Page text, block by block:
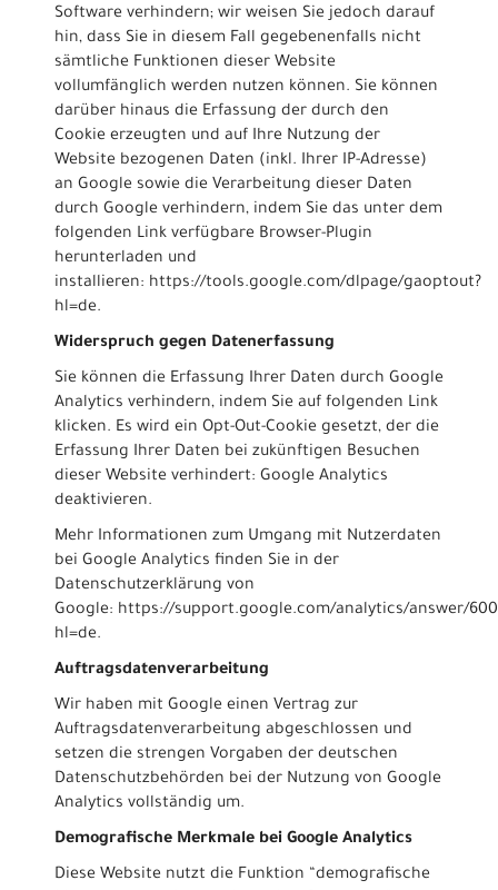
Software verhindern; wir weisen Sie jedoch darauf
hin, dass Sie in diesem Fall gegebenenfalls nicht
sämtliche Funktionen dieser Website
vollumfänglich werden nutzen können. Sie können
darüber hinaus die Erfassung der durch den
Cookie erzeugten und auf Ihre Nutzung der
Website bezogenen Daten (inkl. Ihrer IP-Adresse)
an Google sowie die Verarbeitung dieser Daten
durch Google verhindern, indem Sie das unter dem
folgenden Link verfügbare Browser-Plugin
herunterladen und
installieren: https://tools.google.com/dlpage/gaoptout?
hl=de.
Widerspruch gegen Datenerfassung
Sie können die Erfassung Ihrer Daten durch Google
Analytics verhindern, indem Sie auf folgenden Link
klicken. Es wird ein Opt-Out-Cookie gesetzt, der die
Erfassung Ihrer Daten bei zukünftigen Besuchen
dieser Website verhindert: Google Analytics
deaktivieren.
Mehr Informationen zum Umgang mit Nutzerdaten
bei Google Analytics finden Sie in der
Datenschutzerklärung von
Google: https://support.google.com/analytics/answer/
hl=de.
Auftragsdatenverarbeitung
Wir haben mit Google einen Vertrag zur
Auftragsdatenverarbeitung abgeschlossen und
setzen die strengen Vorgaben der deutschen
Datenschutzbehörden bei der Nutzung von Google
Analytics vollständig um.
Demografische Merkmale bei Google Analytics
Diese Website nutzt die Funktion “demografische